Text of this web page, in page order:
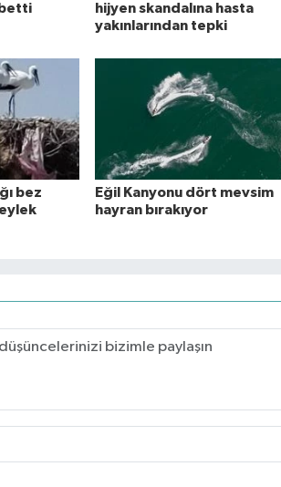
hijyen skandalına hasta
yakınlarından tepki
bez
Eğil Kanyonu dört mevsim
hayran bırakıyor